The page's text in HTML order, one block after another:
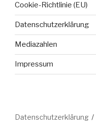
Cookie-Richtlinie (EU)
Datenschutzerklärung
Mediazahlen
Impressum
Datenschutzerklärung